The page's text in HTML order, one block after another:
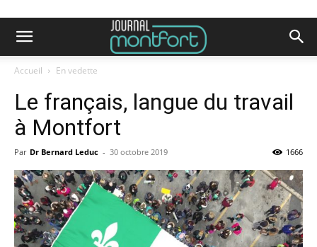
Accueil En vedette
Le français, langue du travail
à Montfort
Par Dr Bernard Leduc - 30 octobre 2019 1666